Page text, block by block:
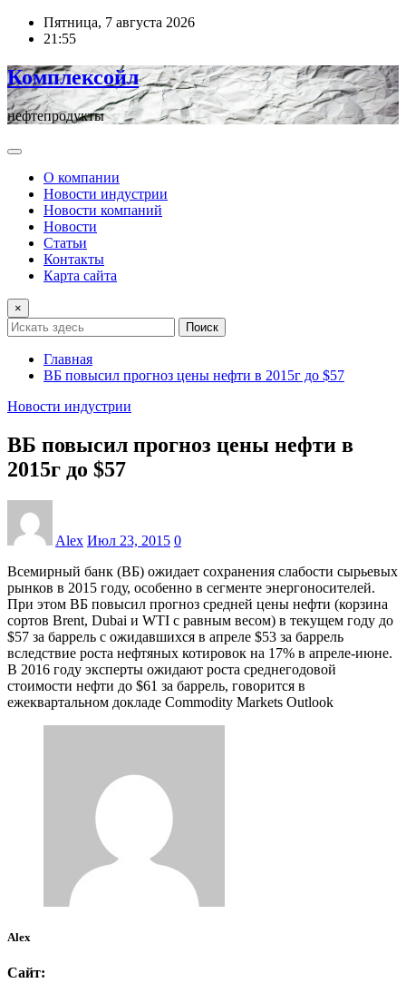
ПерейтиПятница, 7 августа 2026
21:55
Комплексойл
нефтепродукты
О компании
Новости индустрии
Новости компаний
Новости
Статьи
Контакты
Карта сайта
×
Поиск
Главная
ВБ повысил прогноз цены нефти в 2015г до $57
Новости индустрии
ВБ повысил прогноз цены нефти в
2015г до $57
Alex Июл 23, 2015 0
Всемирный банк (ВБ) ожидает сохранения слабости сырьевых
рынков в 2015 году, особенно в сегменте энергоносителей.
При этом ВБ повысил прогноз средней цены нефти (корзина
сортов Brent, Dubai и WTI с равным весом) в текущем году до
$57 за баррель с ожидавшихся в апреле $53 за баррель
вследствие роста нефтяных котировок на 17% в апреле-июне.
В 2016 году эксперты ожидают роста среднегодовой
стоимости нефти до $61 за баррель, говорится в
ежеквартальном докладе Commodity Markets Outlook
Alex
Сайт: